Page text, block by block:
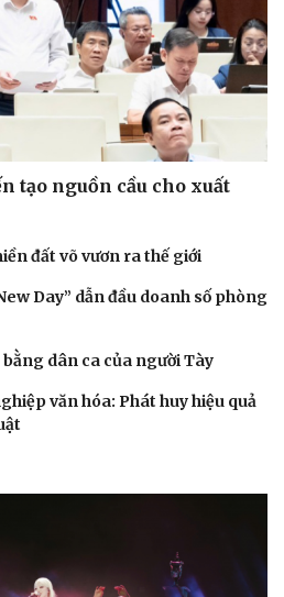
Nghệ sĩ
Thời trang
tạo nguồn cầu cho xuất
đất võ vươn ra thế giới
Day” dẫn đầu doanh số phòng
dân ca của người Tày
văn hóa: Phát huy hiệu quả